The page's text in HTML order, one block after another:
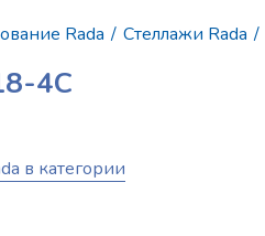
Rada / Стеллажи Rada /
4С
в категории